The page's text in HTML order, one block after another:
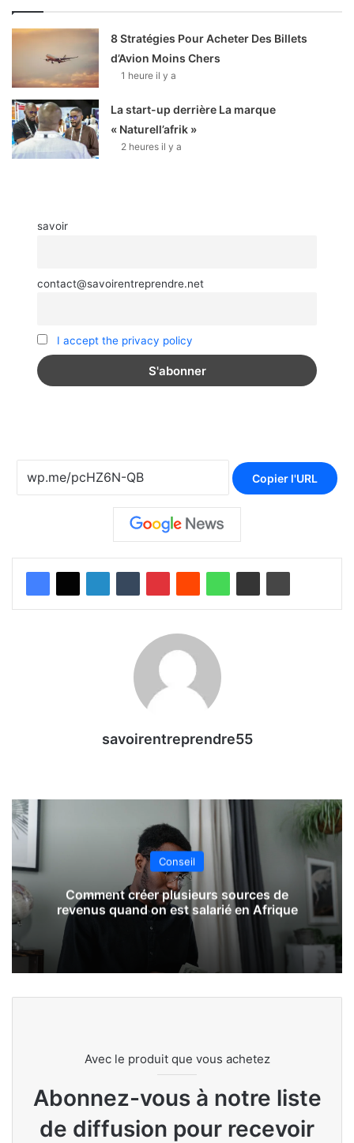
8 Stratégies Pour Acheter Des Billets
d’Avion Moins Chers
1 heure il y a
La start-up derrière La marque
« Naturell’afrik »
2 heures il y a
savoir
contact@savoirentreprendre.net
I accept the privacy policy
Copier l'URL
savoirentreprendre55
Conseil
Comment créer plusieurs sources de
revenus quand on est salarié en Afrique
Avec le produit que vous achetez
Abonnez-vous à notre liste
de diffusion pour recevoir